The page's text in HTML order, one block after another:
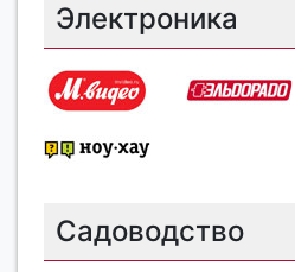
Электроника
Садоводство